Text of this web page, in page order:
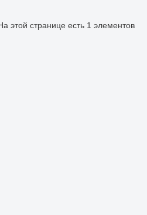
этой странице есть 1 элементов